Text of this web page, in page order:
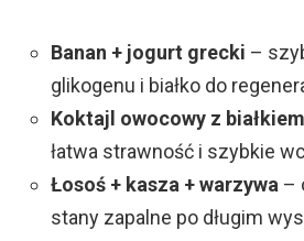
V
i
d
Banan + jogurt grecki –
glikogenu i białko do
Koktajl owocowy z
łatwa strawność i szybkie
Łosoś + kasza + warzywa –
stany zapalne po długim